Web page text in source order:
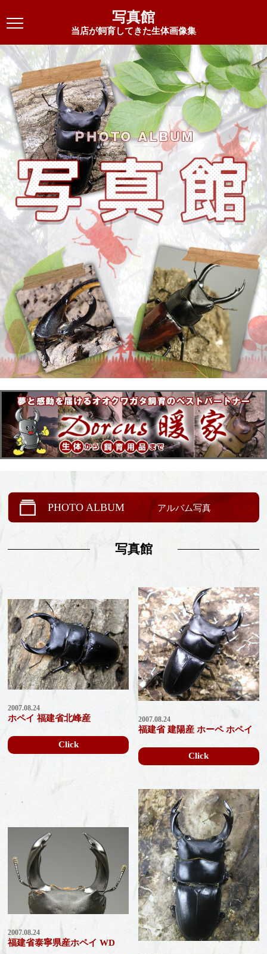
写真館
当店が飼育してきた生体画像集
PHOTO ALBUM アルバム写真
写真館
2007.08.24
ホペイ 福建省北峰産
Click
2007.08.24
福建省 建陽産 ホーペ ホペイ
Click
2007.08.24
福建省泰寧県産ホペイ WD